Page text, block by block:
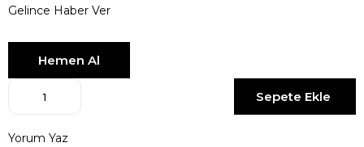
Gelince Haber Ver
Yorum Yaz